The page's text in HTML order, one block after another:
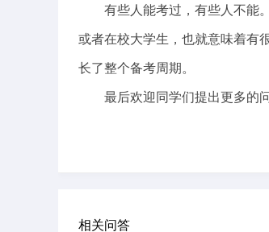
有些人能考过，有些人不能。
或者在校大学生，也就意味着有
长了整个备考周期。
最后欢迎同学们提出更多的问
相关问答